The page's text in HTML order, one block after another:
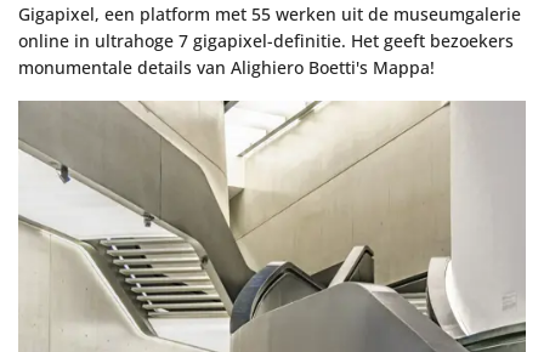
Gigapixel, een platform met 55 werken uit de museumgalerie
online in ultrahoge 7 gigapixel-definitie. Het geeft bezoekers
monumentale details van Alighiero Boetti's Mappa!